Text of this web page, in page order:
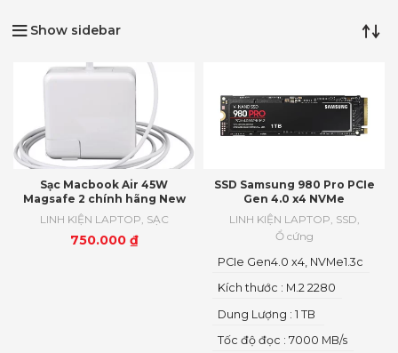
Show sidebar
Sạc Macbook Air 45W
Magsafe 2 chính hãng New
LINH KIỆN LAPTOP, SẠC
750.000 ₫
SSD Samsung 980 Pro PCIe
Gen 4.0 x4 NVMe
LINH KIỆN LAPTOP, SSD,
Ổ cứng
Tốc độ đọc : 7000 MB/s
Dung Lượng : 1 TB
Kích thước : M.2 2280
PCIe Gen4.0 x4, NVMe1.3c